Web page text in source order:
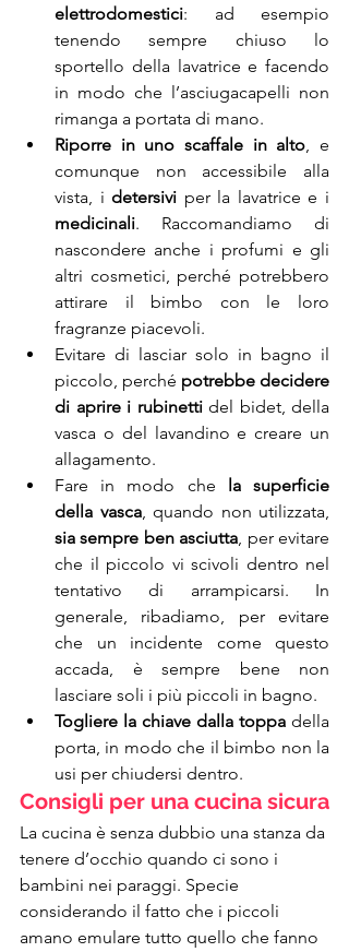
elettrodomestici: ad esempio
tenendo sempre chiuso lo
sportello della lavatrice e facendo
in modo che l’asciugacapelli non
rimanga a portata di mano.
Riporre in uno scaffale in alto, e
comunque non accessibile alla
vista, i detersivi
medicinali. Raccomandiamo di
nascondere anche i profumi e gli
altri cosmetici, perché potrebbero
attirare il bimbo con le loro
fragranze piacevoli.
Evitare di lasciar solo in bagno il
piccolo, perché potrebbe decidere
di aprire i rubinetti del bidet, della
vasca o del lavandino e creare un
allagamento.
Fare in modo che la superficie
della vasca
sia sempre ben asciutta, per evitare
che il piccolo vi scivoli dentro nel
tentativo di arrampicarsi. In
generale, ribadiamo, per evitare
che un incidente come questo
accada, è sempre bene non
lasciare soli i più piccoli in bagno.
Togliere la chiave dalla toppa della
porta, in modo che il bimbo non la
usi per chiudersi dentro.
Consigli per una cucina sicura
La cucina è senza dubbio una stanza da
tenere d’occhio quando ci sono i
bambini nei paraggi. Specie
considerando il fatto che i piccoli
amano emulare tutto quello che fanno